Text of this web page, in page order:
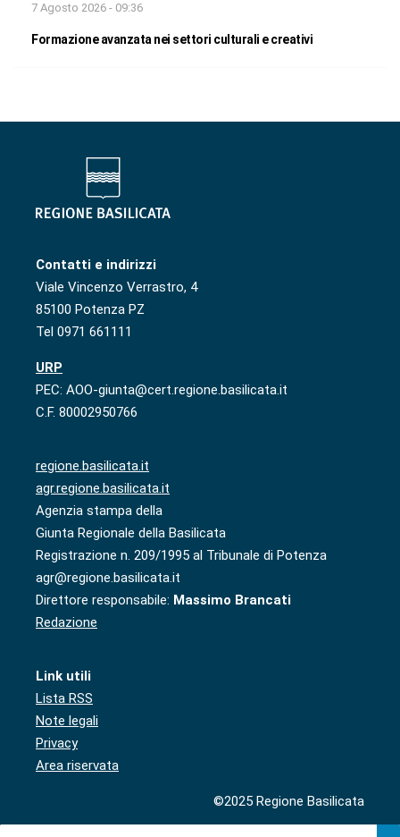
7 Agosto 2026 - 09:36
Formazione avanzata nei settori culturali e creativi
Contatti e indirizzi
Viale Vincenzo Verrastro, 4
85100 Potenza PZ
Tel 0971 661111
URP
PEC: AOO-giunta@cert.regione.basilicata.it
C.F. 80002950766
regione.basilicata.it
agr.regione.basilicata.it
Agenzia stampa della
Giunta Regionale della Basilicata
Registrazione n. 209/1995 al Tribunale di Potenza
agr@regione.basilicata.it
Direttore responsabile: Massimo Brancati
Redazione
Link utili
Lista RSS
Note legali
Privacy
Area riservata
©2025 Regione Basilicata